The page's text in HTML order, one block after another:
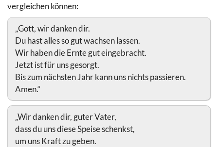
vergleichen können:
„Gott, wir danken dir.
Du hast alles so gut wachsen lassen.
Wir haben die Ernte gut eingebracht.
Jetzt ist für uns gesorgt.
Bis zum nächsten Jahr kann uns nichts passieren.
Amen.“
„Wir danken dir, guter Vater,
dass du uns diese Speise schenkst,
um uns Kraft zu geben.